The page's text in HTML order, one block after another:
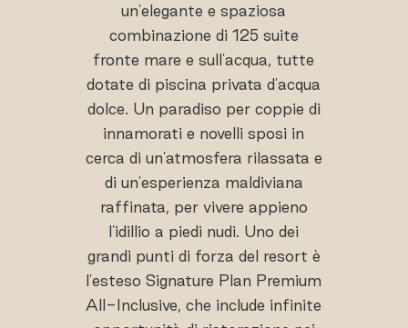
un'elegante e spaziosa
combinazione di 125 suite
fronte mare e sull'acqua, tutte
dotate di piscina privata d'acqua
dolce. Un paradiso per coppie di
innamorati e novelli sposi in
cerca di un'atmosfera rilassata e
di un'esperienza maldiviana
raffinata, per vivere appieno
l'idillio a piedi nudi. Uno dei
grandi punti di forza del resort è
l'esteso Signature Plan Premium
All-Inclusive, che include infinite